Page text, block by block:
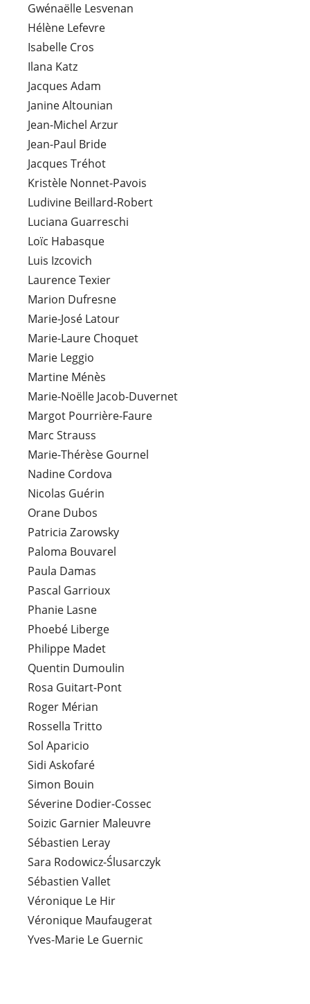
Gwénaëlle Lesvenan
Hélène Lefevre
Isabelle Cros
Ilana Katz
Jacques Adam
Janine Altounian
Jean-Michel Arzur
Jean-Paul Bride
Jacques Tréhot
Kristèle Nonnet-Pavois
Ludivine Beillard-Robert
Luciana Guarreschi
Loïc Habasque
Luis Izcovich
Laurence Texier
Marion Dufresne
Marie-José Latour
Marie-Laure Choquet
Marie Leggio
Martine Ménès
Marie-Noëlle Jacob-Duvernet
Margot Pourrière-Faure
Marc Strauss
Marie-Thérèse Gournel
Nadine Cordova
Nicolas Guérin
Orane Dubos
Patricia Zarowsky
Paloma Bouvarel
Paula Damas
Pascal Garrioux
Phanie Lasne
Phoebé Liberge
Philippe Madet
Quentin Dumoulin
Rosa Guitart-Pont
Roger Mérian
Rossella Tritto
Sol Aparicio
Sidi Askofaré
Simon Bouin
Séverine Dodier-Cossec
Soizic Garnier Maleuvre
Sébastien Leray
Sara Rodowicz-Ślusarczyk
Sébastien Vallet
Véronique Le Hir
Véronique Maufaugerat
Yves-Marie Le Guernic